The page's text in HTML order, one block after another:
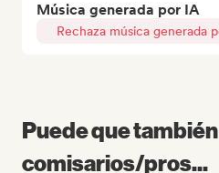
Música generada por IA
Rechaza música generada
Puede que
comisarios/pros...